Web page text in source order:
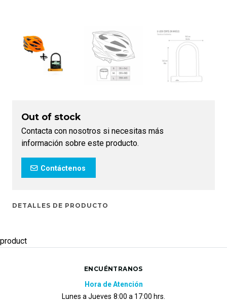
Out of stock
Contacta con nosotros si necesitas más
información sobre este producto.
Contáctenos
DETALLES DE PRODUCTO
product
ENCUÉNTRANOS
Hora de Atención
Lunes a Jueves 8:00 a 17:00 hrs.